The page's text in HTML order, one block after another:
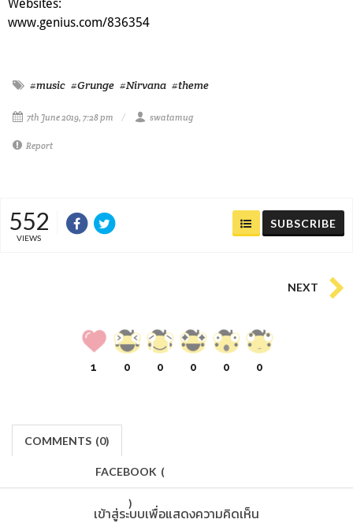
www.genius.com/836354
#music #Grunge #Nirvana #theme
7th June 2019, 7:28 pm swatamug
Report
552
VIEWS
SUBSCRIBE
NEXT
1 0 0 0 0 0
COMMENTS (0)
FACEBOOK (
)
เข้าสู่ระบบเพื่อแสดงความคิดเห็น